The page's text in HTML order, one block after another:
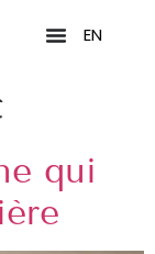
EN
qui